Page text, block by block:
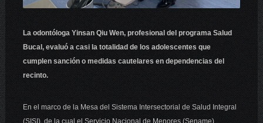
La odontóloga Yinsan Qiu Wen, profesional del programa Salud
Bucal, evaluó a casi la totalidad de los adolescentes que
cumplen sanción o medidas cautelares en dependencias del
recinto.
En el marco de la Mesa del Sistema Intersectorial de Salud Integral
(SISI), de la cual el Servicio Nacional de Menores (Sename)